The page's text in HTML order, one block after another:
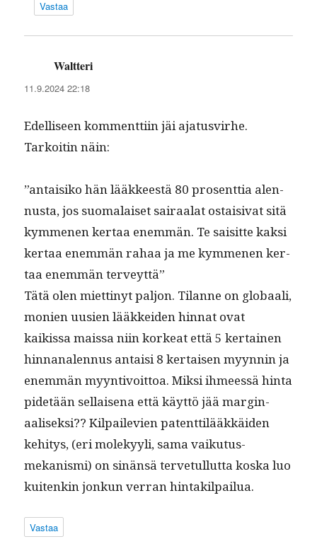
Vastaa
Waltteri
11.9.2024 22:18
Edel­liseen kom­ment­ti­in jäi aja­tusvirhe.
Tarkoitin näin:
”antaisiko hän lääk­keestä 80 pros­ent­tia alen­
nus­ta, jos suo­ma­laiset sairaalat ostaisi­vat sitä
kymme­nen ker­taa enem­män. Te saisitte kak­si
ker­taa enem­män rahaa ja me kymme­nen ker­
taa enem­män terveyttä”
Tätä olen miet­tinyt paljon. Tilanne on globaali,
monien uusien lääkkei­den hin­nat ovat
kaikissa mais­sa niin korkeat että 5 ker­tainen
hin­nanalen­nus antaisi 8 ker­taisen myyn­nin ja
enem­män myyn­tivoit­toa. Mik­si ihmeessä hin­ta
pide­tään sel­l­aise­na että käyt­tö jää mar­gin­
aalisek­si?? Kil­paile­vien patent­tilääkkäi­den
kehi­tys, (eri molekyyli, sama vaiku­tus­
mekanis­mi) on sinän­sä ter­ve­tul­lut­ta kos­ka luo
kuitenkin jonkun ver­ran hintakilpailua.
Vastaa